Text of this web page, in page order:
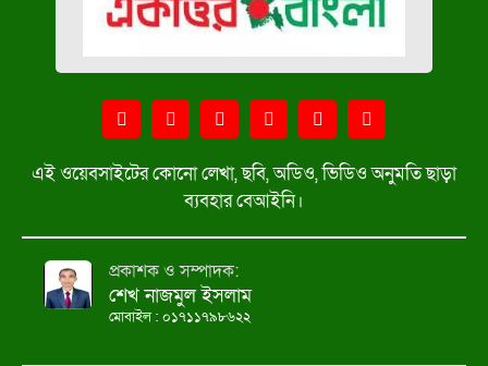
এই ওয়েবসাইটের কোনো লেখা, ছবি, অডিও, ভিডিও অনুমতি ছাড়া
ব্যবহার বেআইনি।
প্রকাশক ও সম্পাদক:
শেখ নাজমুল ইসলাম
মোবাইল : ০১৭১১৭৯৮৬২২